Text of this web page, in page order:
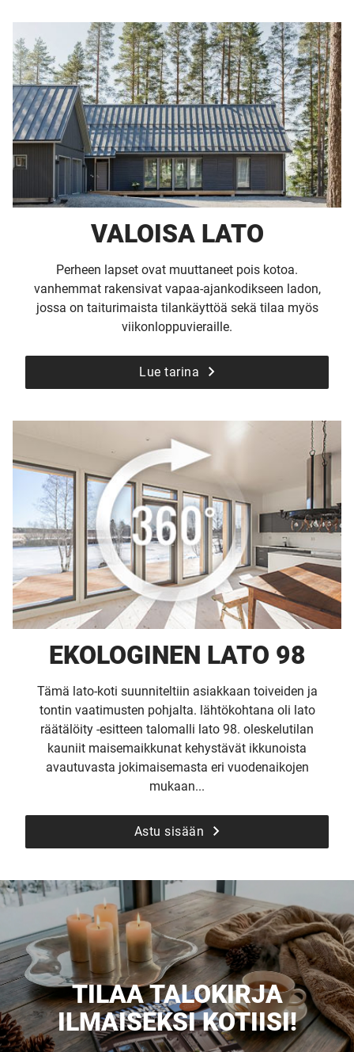
VALOISA LATO
Perheen lapset ovat muuttaneet pois kotoa.
vanhemmat rakensivat vapaa-ajankodikseen ladon,
jossa on taiturimaista tilankäyttöä sekä tilaa myös
viikonloppuvieraille.
Lue tarina
EKOLOGINEN LATO 98
Tämä lato-koti suunniteltiin asiakkaan toiveiden ja
tontin vaatimusten pohjalta. lähtökohtana oli lato
räätälöity -esitteen talomalli lato 98. oleskelutilan
kauniit maisemaikkunat kehystävät ikkunoista
avautuvasta jokimaisemasta eri vuodenaikojen
mukaan...
Astu sisään
TILAA TALOKIRJA
ILMAISEKSI KOTIISI!